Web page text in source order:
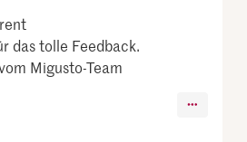
das tolle Feedback.
Migusto-Team